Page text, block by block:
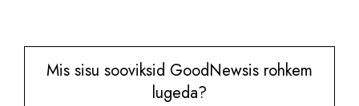
Mis sisu sooviksid GoodNewsis rohkem
lugeda?